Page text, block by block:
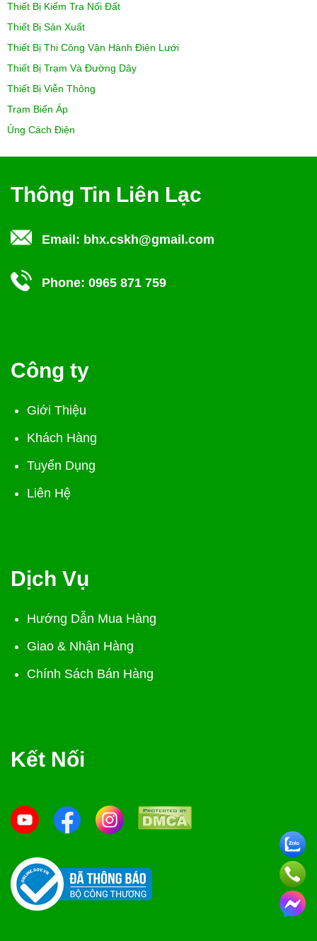
Thiết Bị Kiểm Tra Nối Đất
Thiết Bị Sản Xuất
Thiết Bị Thi Công Vận Hành Điện Lưới
Thiết Bị Trạm Và Đường Dây
Thiết Bị Viễn Thông
Trạm Biến Áp
Ủng Cách Điện
Thông Tin Liên Lạc
Email: bhx.cskh@gmail.com
Phone: 0965 871 759
Công ty
Giới Thiệu
Khách Hàng
Tuyển Dụng
Liên Hệ
Dịch Vụ
Hướng Dẫn Mua Hàng
Giao & Nhận Hàng
Chính Sách Bán Hàng
Kết Nối